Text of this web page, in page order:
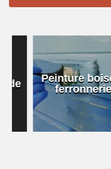
Peinture
ferronnerie 69